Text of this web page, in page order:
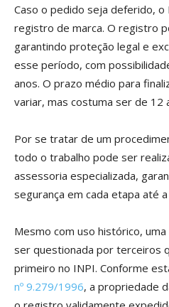
Caso o pedido seja deferido,
registro de marca. O registro
garantindo proteção legal e
esse período, com
anos. O prazo médio para
variar, mas costuma ser de 12
Por se tratar de um
todo o trabalho pode ser
assessoria especializada,
segurança em cada etapa até
Mesmo com uso histórico,
ser questionada por terceiros
primeiro no INPI. Conforme
nº 9.279/1996, a propriedade